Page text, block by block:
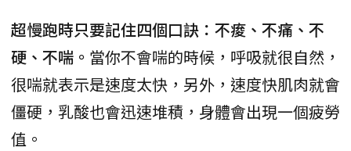
超慢跑時只要記住四個口訣：不痠、不痛、不
硬、不喘。 當你不會喘的時候，呼吸就很自然，
很喘就表示是速度太快，另外，速度快肌肉就會
僵硬，乳酸也會迅速堆積，身體會出現一個疲勞
值。